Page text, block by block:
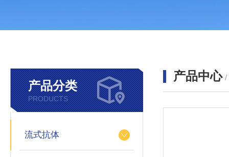
产品分类
PRODUCTS
流式抗体
产品中心 /